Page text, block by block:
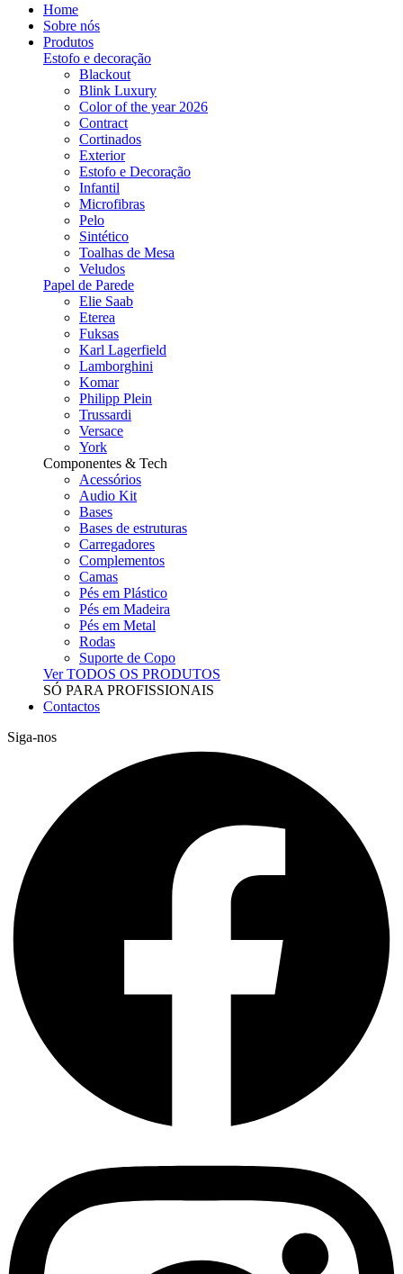
Home
Sobre nós
Produtos
Estofo e decoração
Blackout
Blink Luxury
Color of the year 2026
Contract
Cortinados
Exterior
Estofo e Decoração
Infantil
Microfibras
Pelo
Sintético
Toalhas de Mesa
Veludos
Papel de Parede
Elie Saab
Eterea
Fuksas
Karl Lagerfield
Lamborghini
Komar
Philipp Plein
Trussardi
Versace
York
Componentes & Tech
Acessórios
Audio Kit
Bases
Bases de estruturas
Carregadores
Complementos
Camas
Pés em Plástico
Pés em Madeira
Pés em Metal
Rodas
Suporte de Copo
Ver TODOS OS PRODUTOS
SÓ PARA PROFISSIONAIS
Contactos
Siga-nos